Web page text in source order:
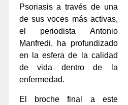
Psoriasis a través de una
de sus voces más activas,
el periodista Antonio
Manfredi, ha profundizado
en la esfera de la calidad
de vida dentro de la
enfermedad.
El broche final a este